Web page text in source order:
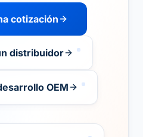
cotización
distribuidor
OEM